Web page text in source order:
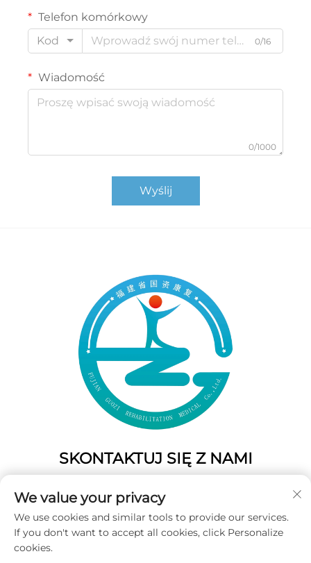
Telefon komórkowy
Kod
0/16
Wiadomość
0/1000
Wyślij
SKONTAKTUJ SIĘ Z NAMI
Chiny
Tel.:+86-19859128239
E-mail:
We value your privacy
We use cookies and similar tools to provide our services.
If you don't want to accept all cookies, click Personalize
cookies.